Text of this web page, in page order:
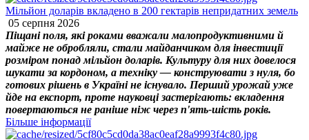
Мільйон доларів вкладено в 200 гектарів непридатних земель
05 серпня 2026
Піщані поля, які роками вважали малопродуктивними й
майже не обробляли, стали майданчиком для інвестиції
розміром понад мільйон доларів. Культуру для них довелося
шукати за кордоном, а техніку — конструювати з нуля, бо
готових рішень в Україні не існувало. Перший урожай уже
йде на експорт, проте науковці застерігають: вкладення
повертаються не раніше ніж через п'ять-шість років.
Більше інформації